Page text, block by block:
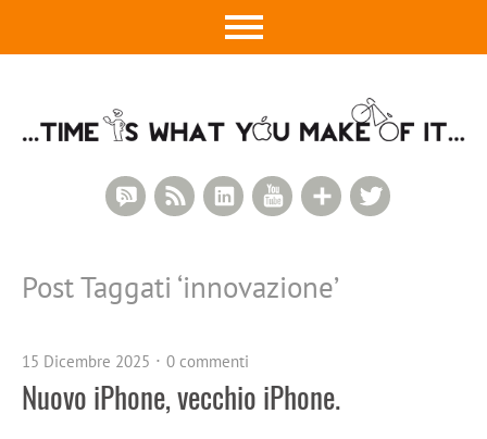
Google+
YouTube
LinkedIn
RSS Feed
RSS Comments
Post Taggati ‘innovazione’
15 Dicembre 2025 0 commenti
Nuovo iPhone, vecchio iPhone.